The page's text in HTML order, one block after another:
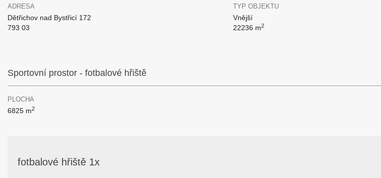
ADRESA
Dětřichov nad Bystřicí 172
793 03
TYP OBJEKTU
Vnější
22236 m2
Sportovní prostor - fotbalové hřiště
PLOCHA
6825 m2
fotbalové hřiště 1x